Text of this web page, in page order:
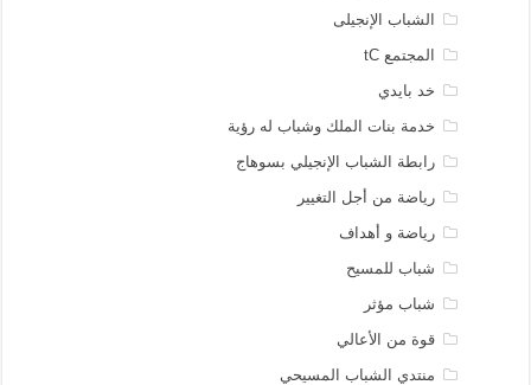
الشباب الإنجيلى
المجتمع tC
خد بايدي
خدمة بنات الملك وشباب له رؤية
رابطة الشباب الإنجيلي بسوهاج
رياضة من أجل التغيير
رياضة و أهداف
شباب للمسيح
شباب مؤثر
قوة من الأعالي
منتدي الشباب المسيحي